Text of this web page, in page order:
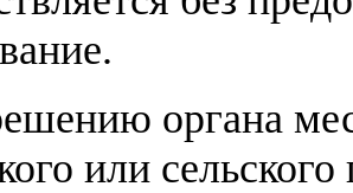
органа
или